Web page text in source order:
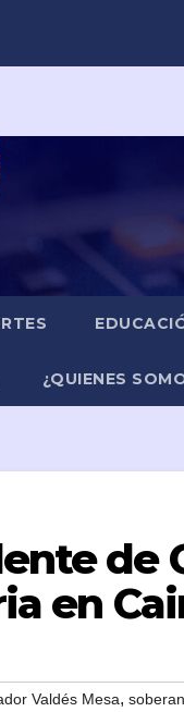
¿QUIENES
de
en
Valdés Mesa,